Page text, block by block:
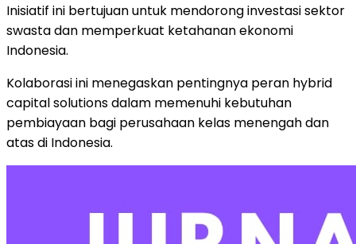
Inisiatif ini bertujuan untuk mendorong investasi sektor
swasta dan memperkuat ketahanan ekonomi
Indonesia.
Kolaborasi ini menegaskan pentingnya peran hybrid
capital solutions dalam memenuhi kebutuhan
pembiayaan bagi perusahaan kelas menengah dan
atas di Indonesia.